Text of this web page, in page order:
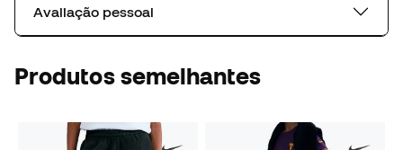
Avaliação pessoal
Produtos semelhantes